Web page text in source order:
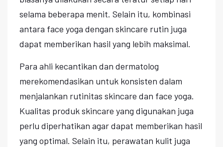
selama beberapa menit. Selain itu, kombinasi
antara face yoga dengan skincare rutin juga
dapat memberikan hasil yang lebih maksimal.
Para ahli kecantikan dan dermatolog
merekomendasikan untuk konsisten dalam
menjalankan rutinitas skincare dan face yoga.
Kualitas produk skincare yang digunakan juga
perlu diperhatikan agar dapat memberikan hasil
yang optimal. Selain itu, perawatan kulit juga